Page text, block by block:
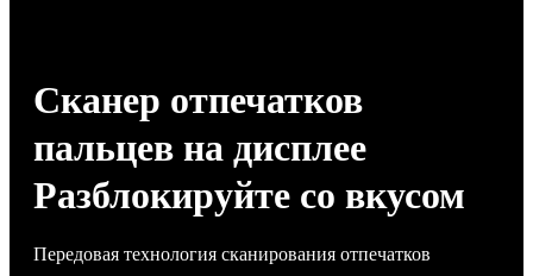
Сканер отпечатков
пальцев на дисплее
Разблокируйте со вкусом
Передовая технология сканирования отпечатков